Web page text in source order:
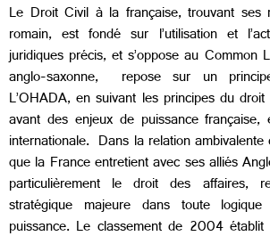
Le Droit Civil à la française, trouvant ses
romain, est fondé sur l’utilisation et
juridiques précis, et s’oppose au Common
anglo-saxonne, repose sur un
L’OHADA, en suivant les principes du
avant des enjeux de puissance
internationale. Dans la relation
que la France entretient avec ses alliés
particulièrement le droit des affaires,
stratégique majeure dans toute logique
puissance. Le classement de 2004